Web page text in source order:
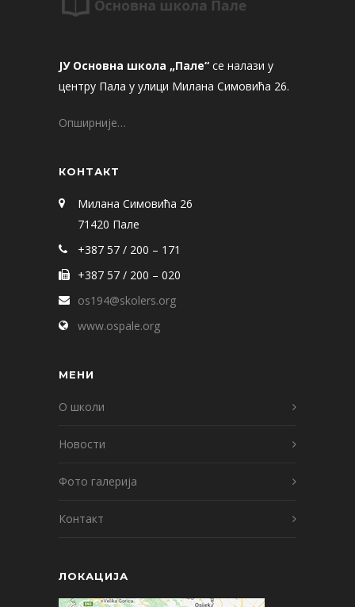
ЈУ Основна школа „Пале“ се налази у
центру Пала у улици Милана Симовића 26.
Опширније…
КОНТАКТ
Милана Симовића 26
71420 Пале
+387 57 / 200 – 171
+387 57 / 200 – 020
os194@skolers.org
www.ospale.org
МЕНИ
О школи
Новости
Фото галерија
Контакт
ЛОКАЦИЈА